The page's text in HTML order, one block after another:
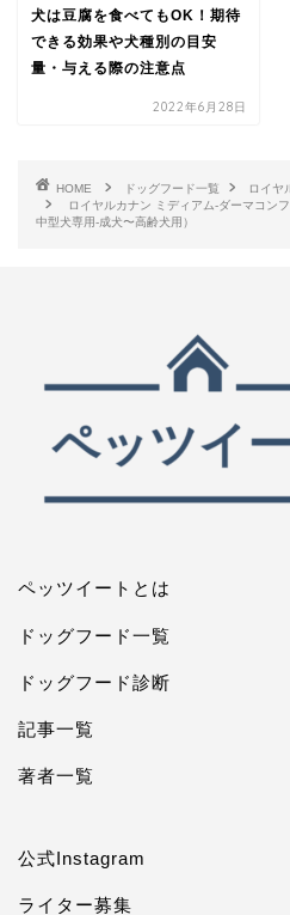
犬は豆腐を食べてもOK！期待
できる効果や犬種別の目安
量・与える際の注意点
2022年6月28日
HOME ドッグフード一覧
ロイヤ
ロイヤルカナン ミディアム-ダーマコン
中型犬専用-成犬〜高齢犬用）
ペッツイートとは
ドッグフード一覧
ドッグフード診断
記事一覧
著者一覧
公式Instagram
ライター募集